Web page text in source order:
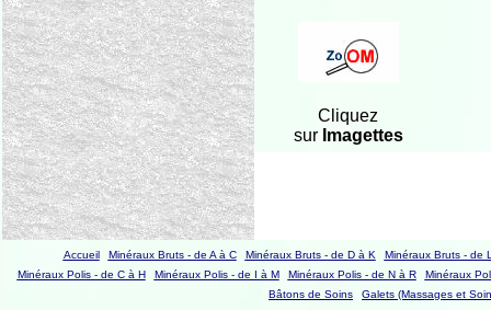
Cliquez
surImagettes
Accueil Minéraux Bruts - de A à C Minéraux Bruts - de D à K
Minéraux Bruts - de
Minéraux Polis - de C à H
Minéraux Polis - de I à M Minéraux Polis - de N à R
Minéraux
Bâtons de Soins
Galets (Massages et